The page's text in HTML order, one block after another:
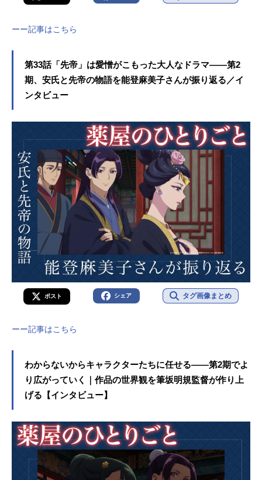
ーー記事はこちら
第33話「先帝」は愛憎がこもった大人なドラマ――第2
期、安氏と先帝の物語を能登麻美子さんが振り返る／イ
ンタビュー
ポスト シェア タグ画像まとめ
ーー記事はこちら
わからないからキャラクターたちに任せる――第2期でよ
り広がっていく｜作品の世界観を筆坂明規監督が作り上
げる【インタビュー】